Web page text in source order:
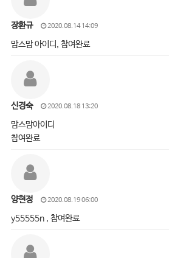
장환규 2020.08.14 14:09
맘스맘 아이디, 참여완료
신경숙 2020.08.18 13:20
맘스맘아이디
참여완료
양현정 2020.08.19 06:00
y55555n , 참여완료